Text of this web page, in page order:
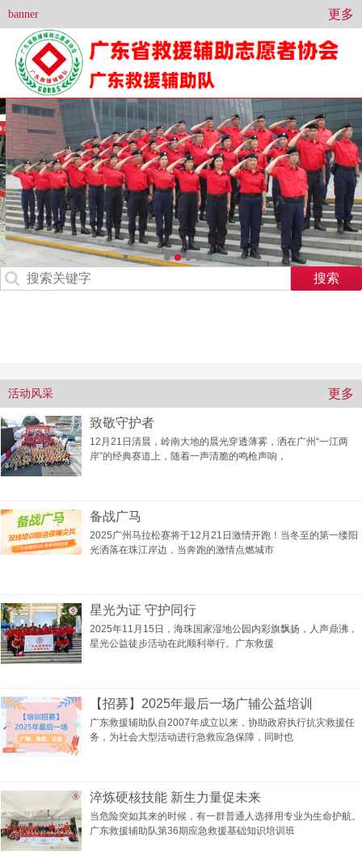
banner 更多
活动风采 更多
致敬守护者
12月21日清晨，岭南大地的晨光穿透薄雾，洒在广州“一江两
岸”的经典赛道上，随着一声清脆的鸣枪声响，
备战广马
2025广州马拉松赛将于12月21日激情开跑！当冬至的第一缕阳
光洒落在珠江岸边，当奔跑的激情点燃城市
星光为证 守护同行
2025年11月15日，海珠国家湿地公园内彩旗飘扬，人声鼎沸，
星光公益徒步活动在此顺利举行。广东救援
【招募】2025年最后一场广辅公益培训
广东救援辅助队自2007年成立以来，协助政府执行抗灾救援任
务，为社会大型活动进行急救应急保障，同时也
淬炼硬核技能 新生力量促未来
当危险突如其来的时候，有一群普通人选择用专业为生命护航。
广东救援辅助队第36期应急救援基础知识培训班